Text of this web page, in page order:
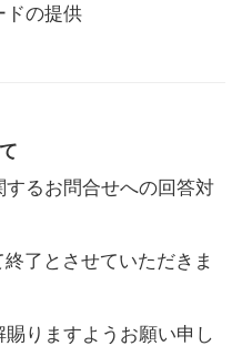
ドの提供
するお問合せへの回答対
了とさせていただきま
りますようお願い申し